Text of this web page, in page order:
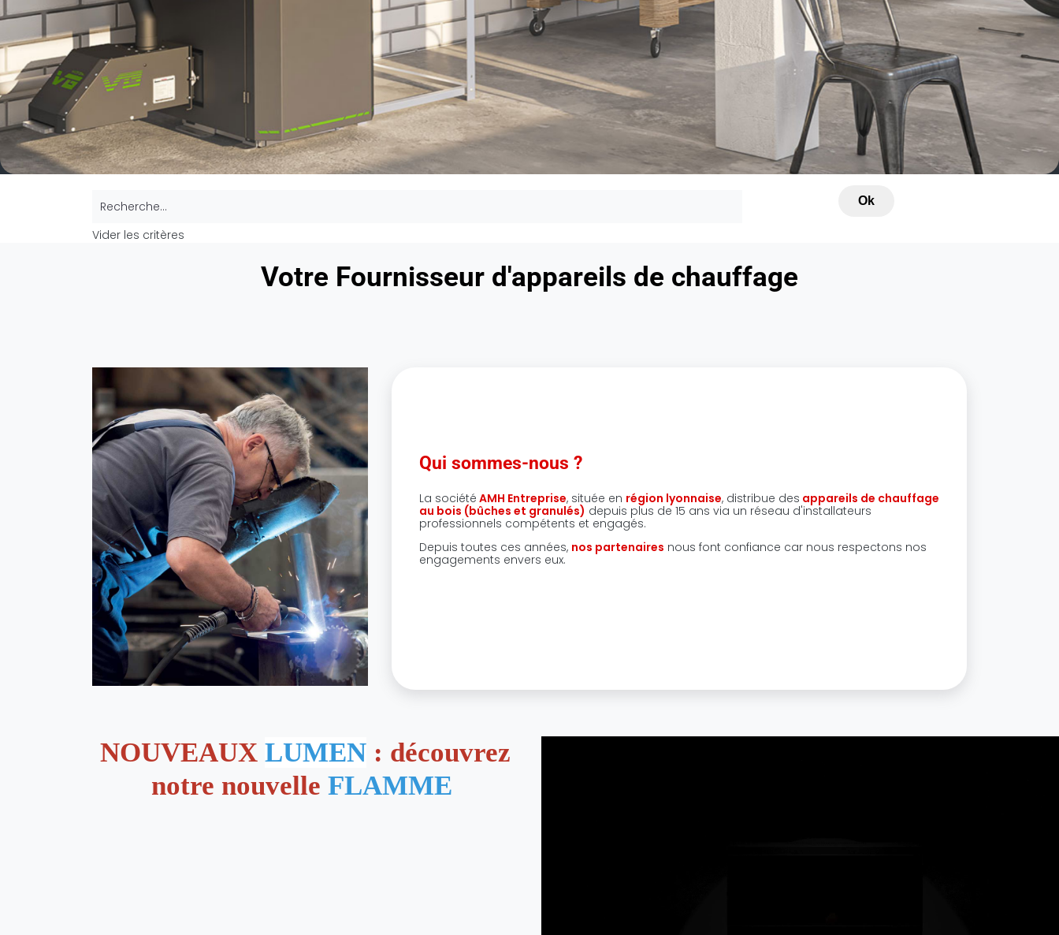
Recherche... Ok
Vider les critères
Votre Fournisseur d'appareils de chauffage
Qui sommes-nous ?
La société AMH Entreprise, située en région lyonnaise, distribue des appareils de chauffage
au bois (bûches et granulés) depuis plus de 15 ans via un réseau d'installateurs
professionnels compétents et engagés.
Depuis toutes ces années, nos partenaires nous font confiance car nous respectons nos
engagements envers eux.
NOUVEAUX LUMEN: découvrez
notre nouvelle FLAMME